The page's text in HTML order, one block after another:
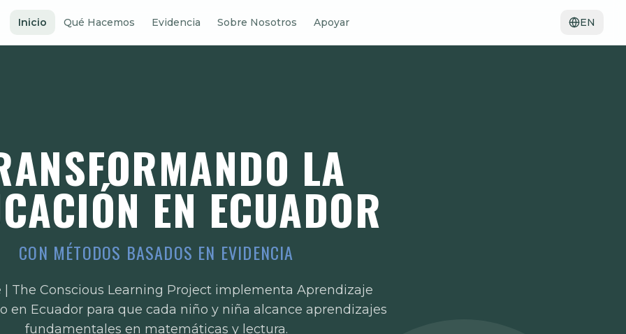
Inicio Qué Hacemos Evidencia Sobre Nosotros Apoyar EN
LA
EN ECUADOR
CON MÉTODOS BASADOS EN EVIDENCIA
| The Conscious Learning Project implementa Aprendizaje
en Ecuador para que cada niño y niña alcance aprendizajes
fundamentales en matemáticas y lectura.